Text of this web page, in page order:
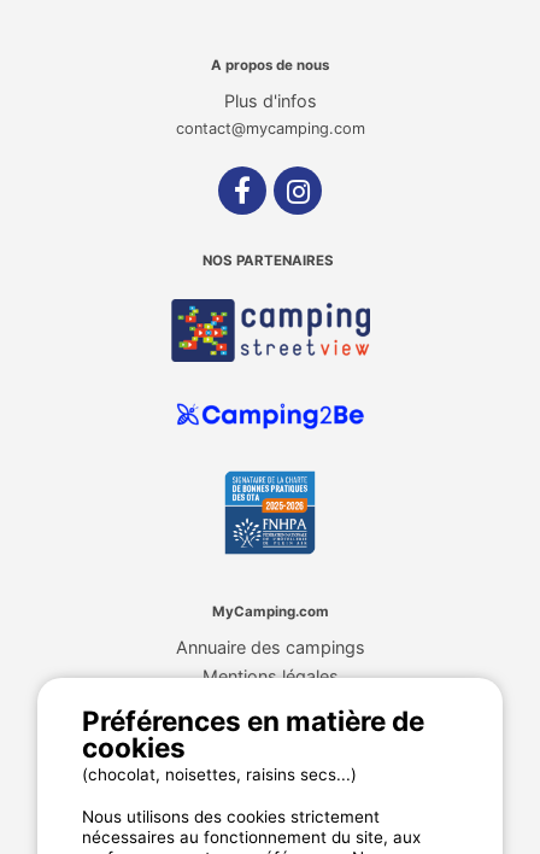
A propos de nous
Plus d'infos
contact@mycamping.com
NOS PARTENAIRES
MyCamping.com
Annuaire des campings
Mentions légales
Plan de site
Préférences en matière de
cookies
(chocolat, noisettes, raisins secs...)
Nous utilisons des cookies strictement
nécessaires au fonctionnement du site, aux